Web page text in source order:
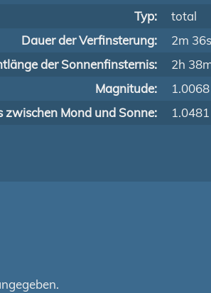
Typ:
total
Dauer der Verfinsterung:
2m 36s
der Sonnenfinsternis:
2h
Magnitude:
1.0068
zwischen Mond und Sonne:
1.0481